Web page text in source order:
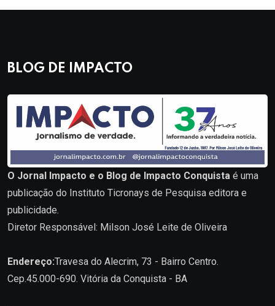
BLOG DE IMPACTO
O Jornal Impacto e o Blog de Impacto Conquista é uma
publicação do Instituto Ticronays de Pesquisa editora e
publicidade.
Diretor Responsável: Milson José Leite de Oliveira
Endereço:Travesa do Alecrim, 73 - Bairro Centro.
Cep.45.000-690. Vitória da Conquista - BA